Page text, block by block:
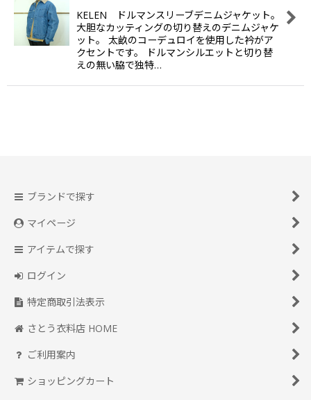
KELEN ドルマンスリーブデニムジャケット。
大胆なカッティングの切り替えのデニムジャケ
ット。 太畝のコーデュロイを使用した衿がア
クセントです。 ドルマンシルエットと切り替
えの無い脇で独特…
ブランドで探す
マイページ
アイテムで探す
ログイン
特定商取引法表示
さとう衣料店 HOME
ご利用案内
ショッピングカート